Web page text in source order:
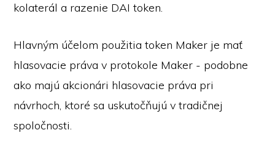
kolaterál a razenie DAI token.
Hlavným účelom použitia token Maker je mať
hlasovacie práva v protokole Maker - podobne
ako majú akcionári hlasovacie práva pri
návrhoch, ktoré sa uskutočňujú v tradičnej
spoločnosti.